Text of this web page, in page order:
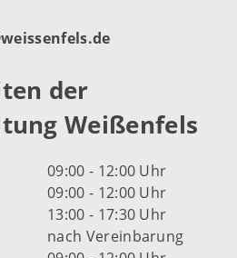
der
Weißenfels
09:00 - 12:00 Uhr
09:00 - 12:00 Uhr
13:00 - 17:30 Uhr
nach Vereinbarung